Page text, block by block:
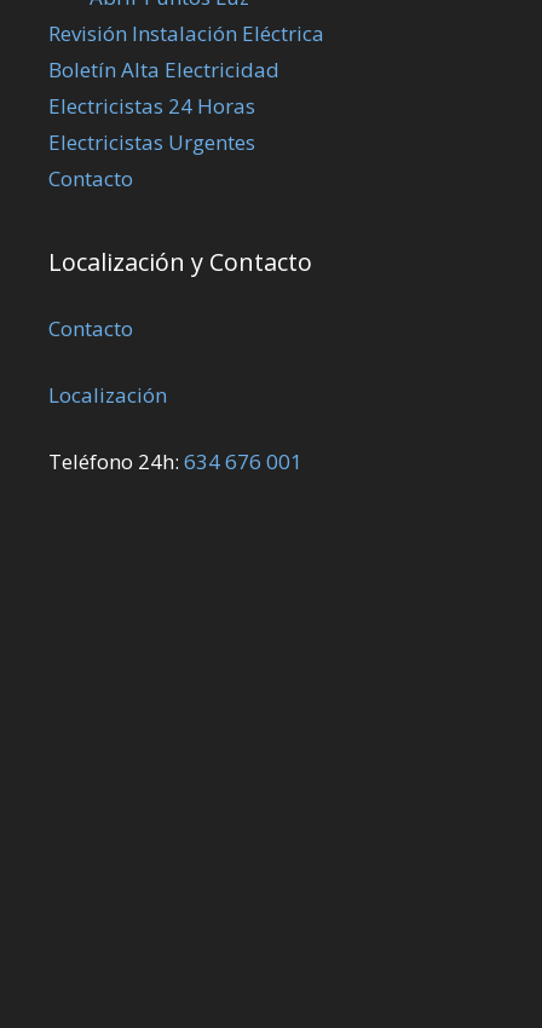
Revisión Instalación Eléctrica
Boletín Alta Electricidad
Electricistas 24 Horas
Electricistas Urgentes
Contacto
Localización y Contacto
Contacto
Localización
Teléfono 24h: 634 676 001